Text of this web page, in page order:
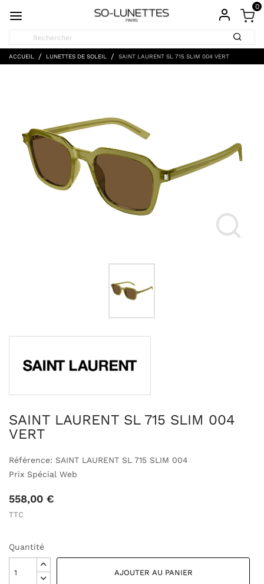
0
ACCUEIL LUNETTES DE SOLEIL SAINT LAURENT SL 715 SLIM 004 VERT
SAINT LAURENT SL 715 SLIM 004
VERT
Référence: SAINT LAURENT SL 715 SLIM 004
Prix Spécial Web
558,00 €
TTC
Quantité
AJOUTER AU PANIER